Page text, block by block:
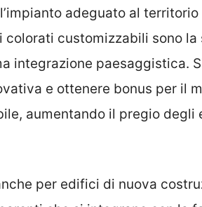
adeguato al
customizzabili sono la
integrazione paesaggistica.
e ottenere bonus per il
aumentando il pregio
per edifici di nuova